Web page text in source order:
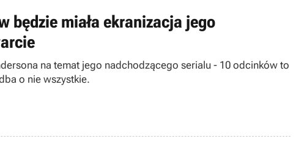
będzie miała ekranizacja jego
na temat jego nadchodzącego serialu - 10 odcinków to
o nie wszystkie.